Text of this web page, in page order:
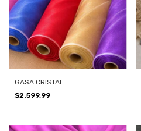
GASA CRISTAL
$2.599,99